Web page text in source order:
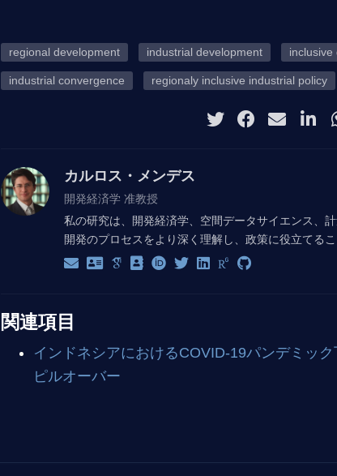
regional development industrial development inclusive
industrial convergence regionaly inclusive industrial policy
カルロス・メンデス
開発経済学 准教授
私の研究は、開発経済学、空間データサイエンス、
開発のプロセスをより深く理解し、政策に役立てるこ
関連項目
インドネシアにおけるCOVID-19パンデミッ
ピルオーバー